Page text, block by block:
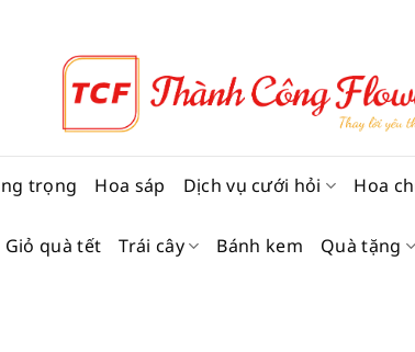
trọng Hoa sáp Dịch vụ cưới hỏi Hoa
Giỏ quà tết Trái cây Bánh kem Quà tặng